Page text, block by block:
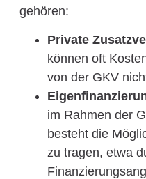
gehören:
Private
können oft
von der GKV
im Rahmen der
besteht die
zu tragen, etwa